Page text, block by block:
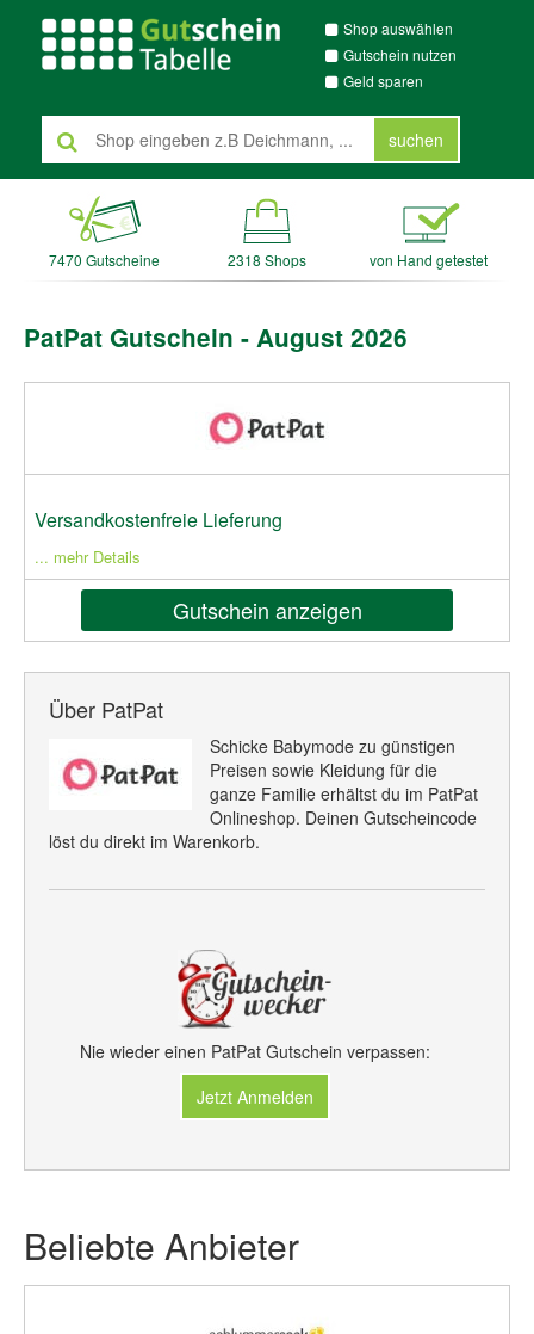
Shop auswählen
Gutschein nutzen
Geld sparen
suchen
7470 Gutscheine 2318 Shops von Hand getestet
PatPat Gutschein - August 2026
Versandkostenfreie Lieferung
... mehr Details
Gutschein anzeigen
Über PatPat
Schicke Babymode zu günstigen
Preisen sowie Kleidung für die
ganze Familie erhältst du im PatPat
Onlineshop. Deinen Gutscheincode
löst du direkt im Warenkorb.
Nie wieder einen PatPat Gutschein verpassen:
Jetzt Anmelden
Beliebte Anbieter